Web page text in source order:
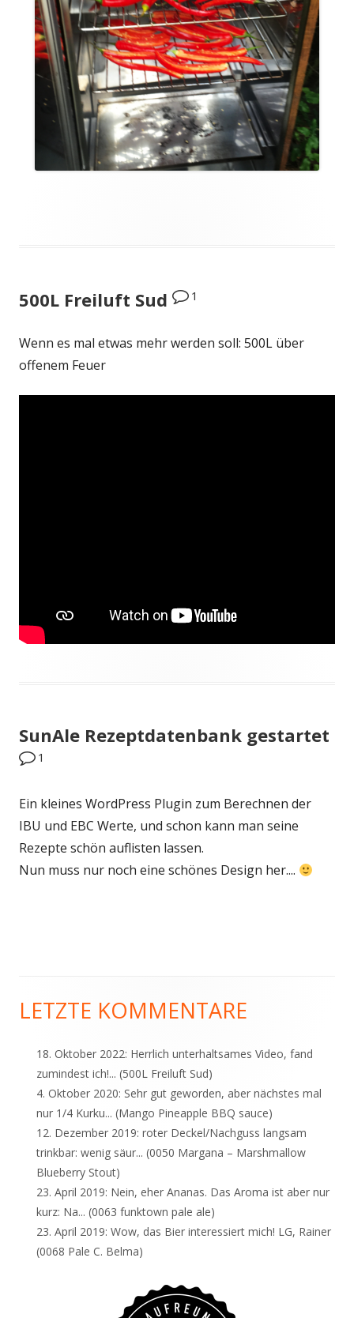
500L Freiluft Sud 1
Wenn es mal etwas mehr werden soll: 500L über
offenem Feuer
SunAle Rezeptdatenbank gestartet
1
Ein kleines WordPress Plugin zum Berechnen der
IBU und EBC Werte, und schon kann man seine
Rezepte schön auflisten lassen.
Nun muss nur noch eine schönes Design her....
Haupt-
Seitenleiste
LETZTE KOMMENTARE
18. Oktober 2022: Herrlich unterhaltsames Video, fand
zumindest ich!... (500L Freiluft Sud)
4. Oktober 2020: Sehr gut geworden, aber nächstes mal
nur 1/4 Kurku... (Mango Pineapple BBQ sauce)
12. Dezember 2019: roter Deckel/Nachguss langsam
trinkbar: wenig säur... (0050 Margana – Marshmallow
Blueberry Stout)
23. April 2019: Nein, eher Ananas. Das Aroma ist aber nur
kurz: Na... (0063 funktown pale ale)
23. April 2019: Wow, das Bier interessiert mich! LG, Rainer
(0068 Pale C. Belma)